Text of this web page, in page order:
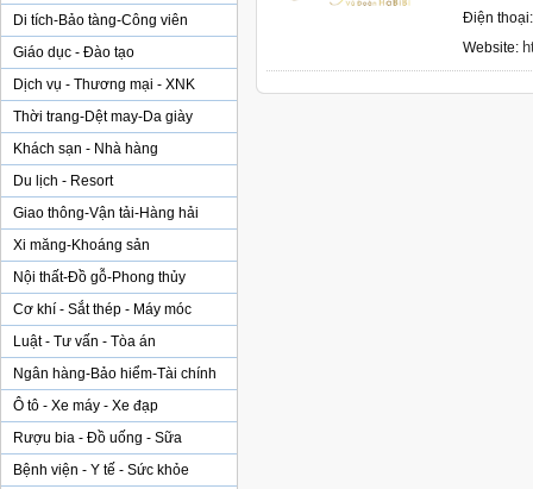
Di tích-Bảo tàng-Công viên
Giáo dục - Đào tạo
Dịch vụ - Thương mại - XNK
Thời trang-Dệt may-Da giày
Khách sạn - Nhà hàng
Du lịch - Resort
Giao thông-Vận tải-Hàng hải
Xi măng-Khoáng sản
Nội thất-Đồ gỗ-Phong thủy
Cơ khí - Sắt thép - Máy móc
Luật - Tư vấn - Tòa án
Ngân hàng-Bảo hiểm-Tài chính
Ô tô - Xe máy - Xe đạp
Rượu bia - Đồ uống - Sữa
Bệnh viện - Y tế - Sức khỏe
Điện
Website: